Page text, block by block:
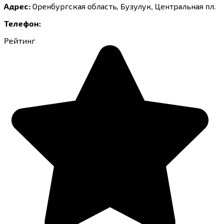
Адрес: Оренбургская область, Бузулук, Центральная пл.
Телефон:
Рейтинг